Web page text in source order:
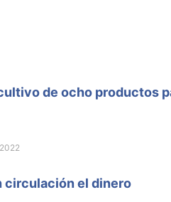
de ocho productos
circulación el dinero